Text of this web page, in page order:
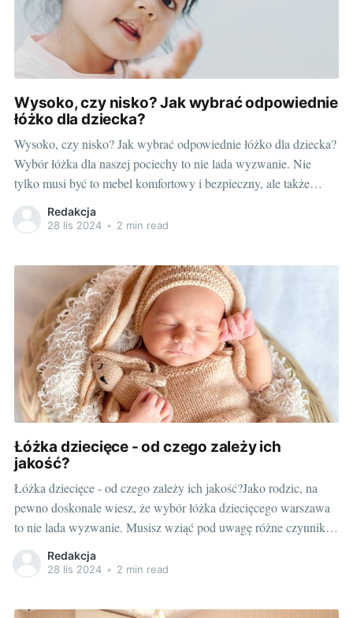
Wysoko, czy nisko? Jak wybrać odpowiednie
łóżko dla dziecka?
Wysoko, czy nisko? Jak wybrać odpowiednie łóżko dla dziecka?
Wybór łóżka dla naszej pociechy to nie lada wyzwanie. Nie
tylko musi być to mebel komfortowy i bezpieczny, ale także
przystosowany do wieku i potrzeb malucha. Wielu rodziców
zastanawia się, jakie łóżko będzie najwłaściwszym wyborem:
Redakcja
28 lis 2024 • 2 min read
Łóżka dziecięce - od czego zależy ich
jakość?
Łóżka dziecięce - od czego zależy ich jakość?Jako rodzic, na
pewno doskonale wiesz, że wybór łóżka dziecięcego warszawa
to nie lada wyzwanie. Musisz wziąć pod uwagę różne czynniki,
aby upewnić się, że twój maluch będzie miał komfort i
bezpieczne miejsce do snu. Ale skąd wiedzieć, które łóżko jest
Redakcja
28 lis 2024 • 2 min read